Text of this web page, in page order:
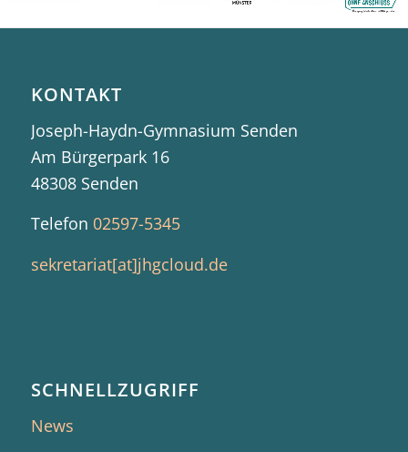
KONTAKT
Joseph-Haydn-Gymnasium Senden
Am Bürgerpark 16
48308 Senden
Telefon 02597-5345
sekretariat[at]jhgcloud.de
SCHNELLZUGRIFF
News